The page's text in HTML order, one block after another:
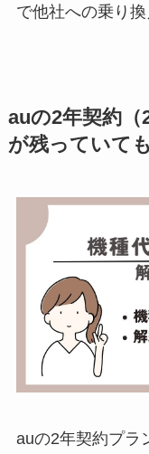
で他社への乗り換
auの2年契約
が残っていて
auの2年契約プラ